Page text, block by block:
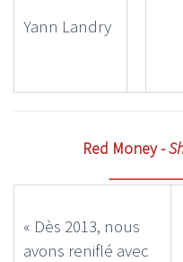
Yann Landry
Red Money -
« Dès 2013, nous
avons reniflé avec